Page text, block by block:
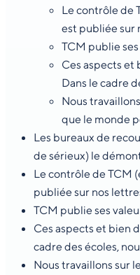
Le contrôle de
est publiée sur
TCM publie
Ces aspects et
Dans le cadre
Nous
que le monde
Les bureaux de
de sérieux) le
Le contrôle de TCM
publiée sur nos
TCM publie ses
Ces aspects et bien
cadre des écoles,
Nous travaillons sur